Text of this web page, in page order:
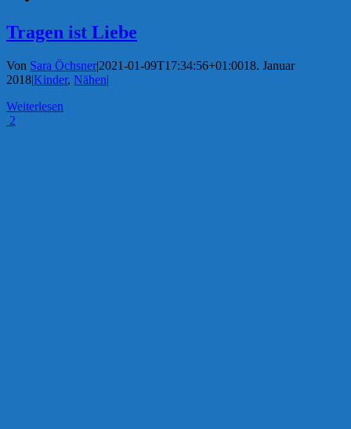
Tragen ist Liebe
Von Sara Öchsner|2021-01-09T17:34:56+01:0018. Januar
2018|Kinder, Nähen|
Weiterlesen
2